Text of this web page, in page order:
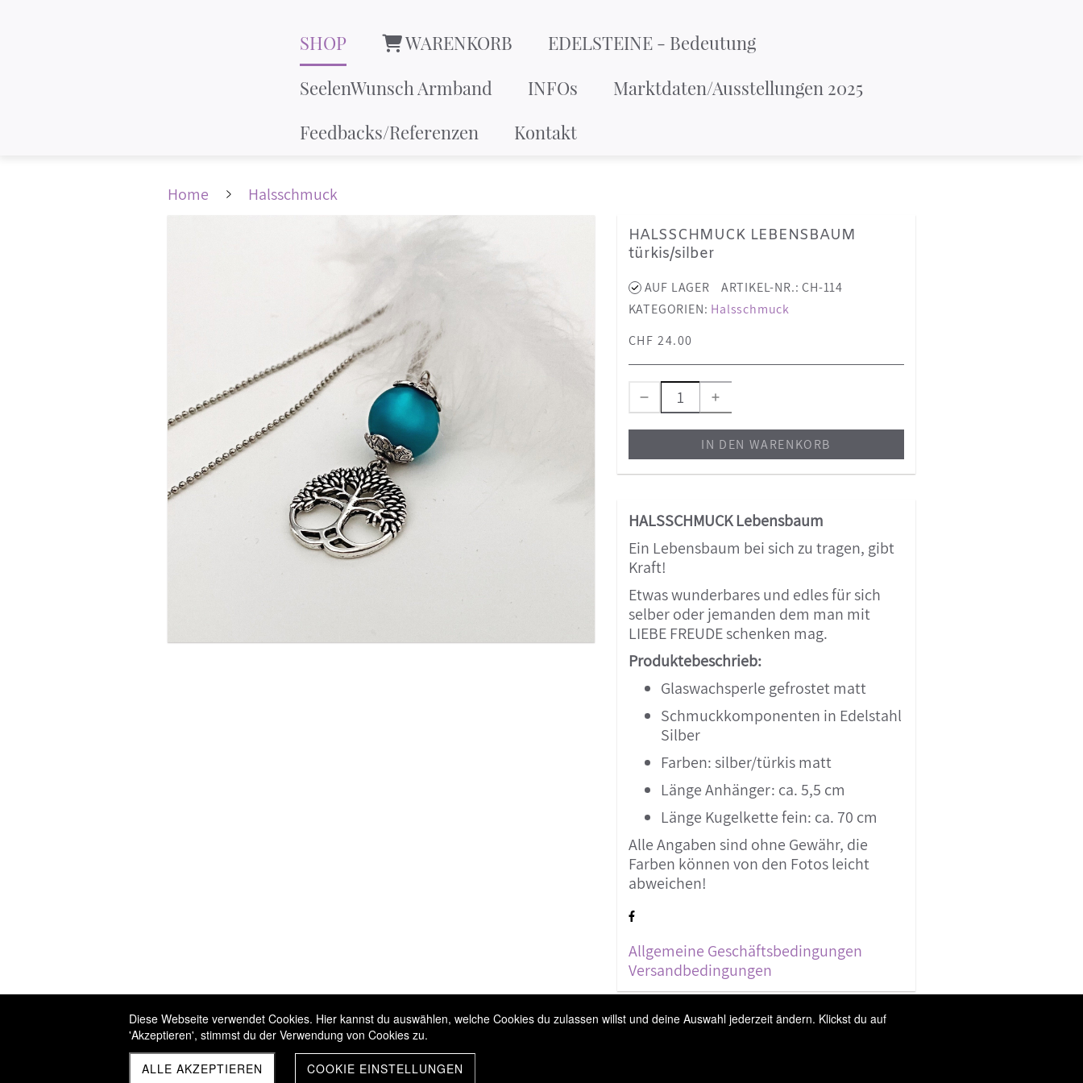
SHOP WARENKORB
EDELSTEINE - Bedeutung
SeelenWunsch Armband
INFOs
Marktdaten/Ausstellungen 2025
Feedbacks/Referenzen
Kontakt
Home Halsschmuck
HALSSCHMUCK LEBENSBAUM
türkis/silber
AUF LAGER
ARTIKEL-NR.: CH-114
KATEGORIEN: Halsschmuck
CHF 24.00
IN DEN WARENKORB
HALSSCHMUCK Lebensbaum
Ein Lebensbaum bei sich zu tragen, gibt
Kraft!
Etwas wunderbares und edles für sich
selber oder jemanden dem man mit
LIEBE FREUDE schenken mag.
Produktebeschrieb:
Glaswachsperle gefrostet matt
Schmuckkomponenten in Edelstahl
Silber
Farben: silber/türkis matt
Länge Anhänger: ca. 5,5 cm
Länge Kugelkette fein: ca. 70 cm
Alle Angaben sind ohne Gewähr, die
Farben können von den Fotos leicht
abweichen!
Allgemeine Geschäftsbedingungen
Versandbedingungen
Diese Webseite verwendet Cookies. Hier kannst du auswählen, welche Cookies du zulassen willst und deine Auswahl jederzeit ändern. Klickst du auf
'Akzeptieren', stimmst du der Verwendung von Cookies zu.
ALLE AKZEPTIEREN COOKIE EINSTELLUNGEN